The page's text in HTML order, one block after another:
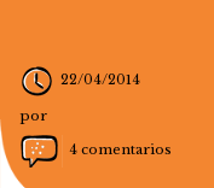
22/04/2014
por
4 comentarios